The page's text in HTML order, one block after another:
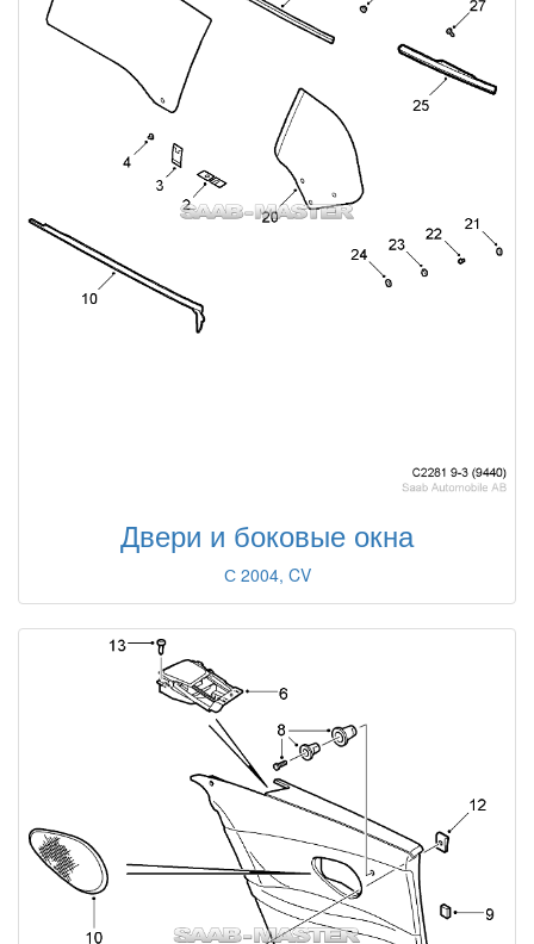
Двери и боковые окна
С 2004, CV